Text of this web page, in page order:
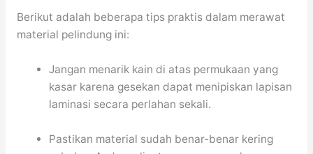
Berikut adalah beberapa tips praktis dalam merawat
material pelindung ini:
Jangan menarik kain di atas permukaan yang
kasar karena gesekan dapat menipiskan lapisan
laminasi secara perlahan sekali.
Pastikan material sudah benar-benar kering